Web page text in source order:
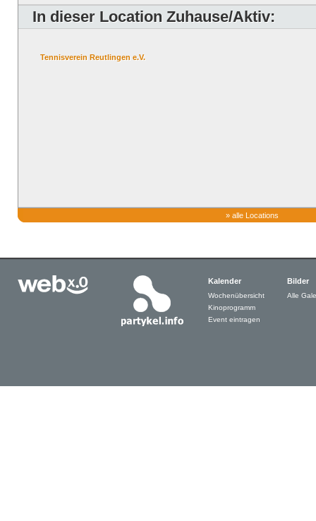
In dieser Location Zuhause/Aktiv:
Tennisverein Reutlingen e.V.
» alle Locations
Kalender
Wochenübersicht
Kinoprogramm
Event eintragen
Bilder
Alle